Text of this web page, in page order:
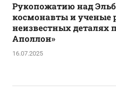
Рукопожатию над
космонавты и ученые
неизвестных деталях
Аполлон»
16.07.2025